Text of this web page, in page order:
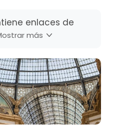
enlaces de
más